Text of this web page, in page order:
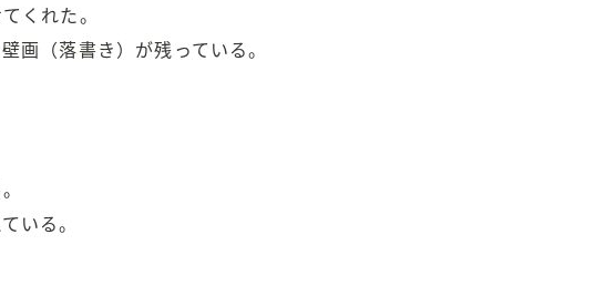
くれた。
画（落書き）が残っている。
いる。